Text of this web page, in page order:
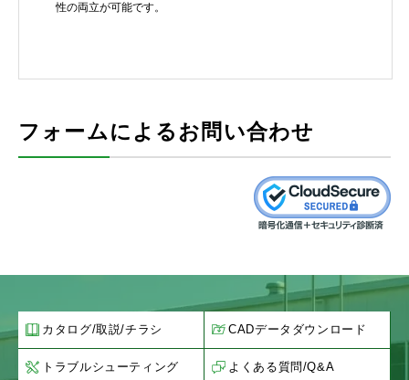
性の両立が可能です。
フォームによるお問い合わせ
カタログ/取説/チラシ CADデータダウンロード
トラブルシューティング よくある質問/Q&A